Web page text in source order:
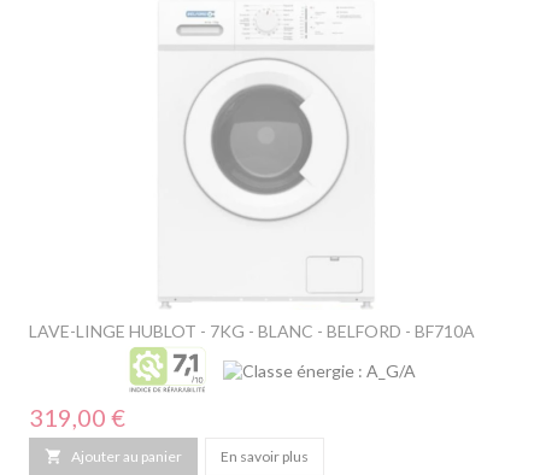
LAVE-LINGE HUBLOT - 7KG - BLANC - BELFORD - BF710A
Prix
319,00 €
 Ajouter au panier En savoir plus